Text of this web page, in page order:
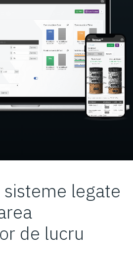
sisteme legate
de lucru